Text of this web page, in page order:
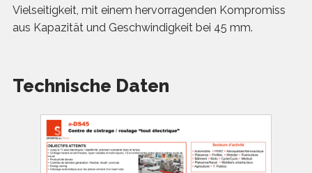
Vielseitigkeit, mit einem hervorragenden Kompromiss
aus Kapazität und Geschwindigkeit bei 45 mm.
Technische Daten